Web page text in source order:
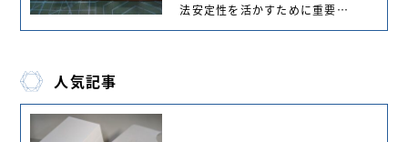
法安定性を活かすために重要…
人気記事